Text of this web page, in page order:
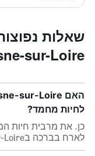
sur-Loire
לחיות מחמד?
כן. את מרבית חיות
לארח בברכה בibis budget Cosne-sur-Loire.